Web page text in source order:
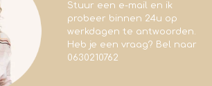
Stuur een e-mail en ik
probeer binnen 24u op
werkdagen te antwoorden.
Heb je een vraag? Bel naar
0630210762